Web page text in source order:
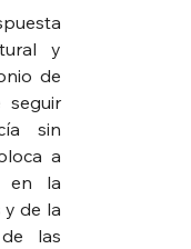
y
de
seguir
sin
a
en la
y de la
las